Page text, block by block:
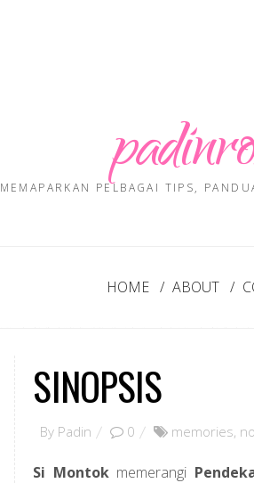
MEMAPARKAN PELBAGAI TIPS,
HOME ABOUT
SINOPSIS
By Padin 0 memories,
Si Montokmemerangi